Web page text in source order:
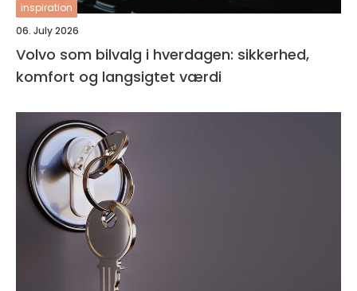
inspiration
06. July 2026
Volvo som bilvalg i hverdagen: sikkerhed,
komfort og langsigtet værdi